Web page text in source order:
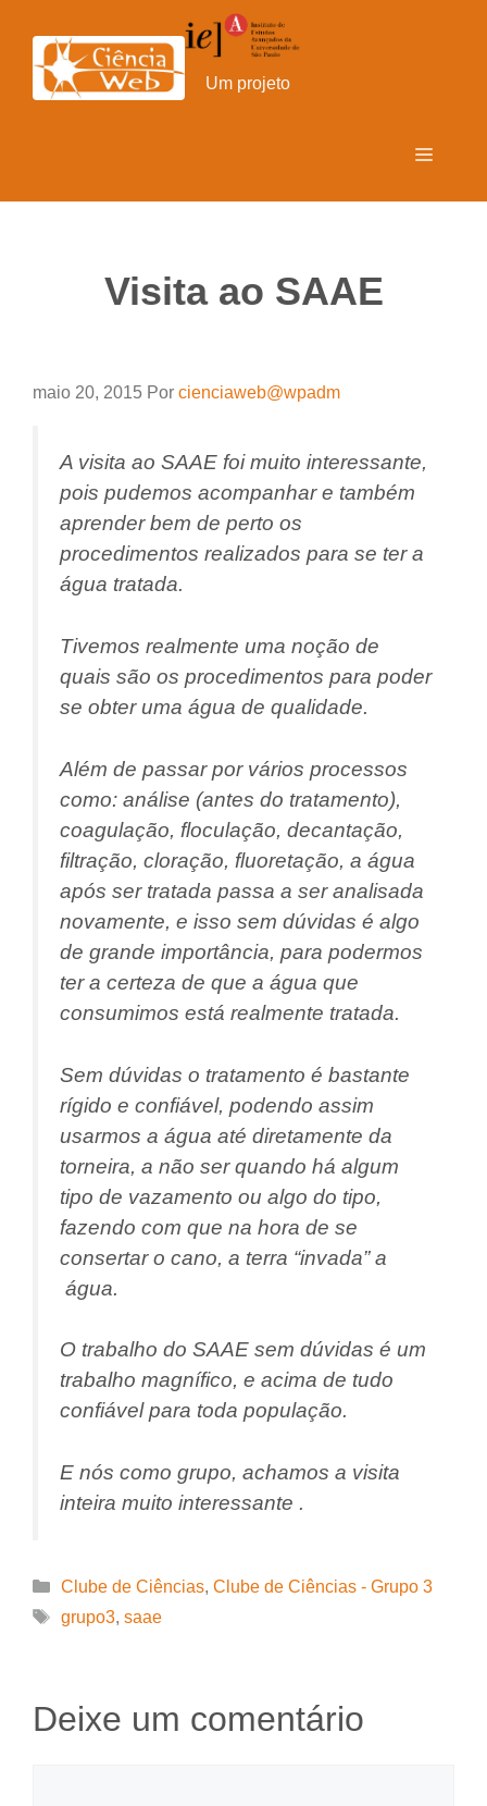
para
conteúdo
Um projeto
Menu
Visita ao SAAE
maio 20, 2015 Por cienciaweb@wpadm
A visita ao SAAE foi muito interessante,
pois pudemos acompanhar e também
aprender bem de perto os
procedimentos realizados para se ter a
água tratada.
Tivemos realmente uma noção de
quais são os procedimentos para poder
se obter uma água de qualidade.
Além de passar por vários processos
como: análise (antes do tratamento),
coagulação, floculação, decantação,
filtração, cloração, fluoretação, a água
após ser tratada passa a ser analisada
novamente, e isso sem dúvidas é algo
de grande importância, para podermos
ter a certeza de que a água que
consumimos está realmente tratada.
Sem dúvidas o tratamento é bastante
rígido e confiável, podendo assim
usarmos a água até diretamente da
torneira, a não ser quando há algum
tipo de vazamento ou algo do tipo,
fazendo com que na hora de se
consertar o cano, a terra “invada” a
água.
O trabalho do SAAE sem dúvidas é um
trabalho magnífico, e acima de tudo
confiável para toda população.
E nós como grupo, achamos a visita
inteira muito interessante .
Categorias
Clube de Ciências, Clube de Ciências - Grupo 3
Tags
grupo3, saae
Deixe um comentário